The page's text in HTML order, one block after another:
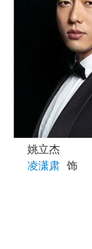
姚立杰
凌潇肃 饰